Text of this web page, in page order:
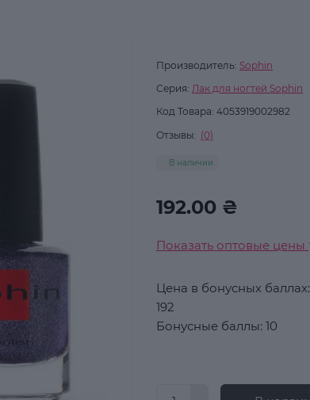
Производитель: Sophin
Серия: Лак для ногтей Sophin
Код Товара: 4053919002982
Отзывы: (0)
В наличии
192.00 ₴
Показать оптовые цены
Цена в бонусных баллах:
192
Бонусные баллы: 10